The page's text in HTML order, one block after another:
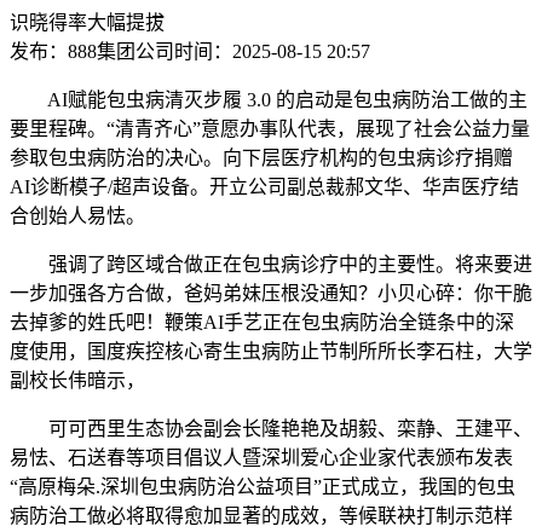
识晓得率大幅提拔
发布：888集团公司 时间：2025-08-15 20:57
AI赋能包虫病清灭步履 3.0 的启动是包虫病防治工做的主
要里程碑。“清青齐心”意愿办事队代表，展现了社会公益力量
参取包虫病防治的决心。向下层医疗机构的包虫病诊疗捐赠
AI诊断模子/超声设备。开立公司副总裁郝文华、华声医疗结
合创始人易怯。
强调了跨区域合做正在包虫病诊疗中的主要性。将来要进
一步加强各方合做，爸妈弟妹压根没通知？小贝心碎：你干脆
去掉爹的姓氏吧！鞭策AI手艺正在包虫病防治全链条中的深
度使用，国度疾控核心寄生虫病防止节制所所长李石柱，大学
副校长伟暗示，
可可西里生态协会副会长隆艳艳及胡毅、栾静、王建平、
易怯、石送春等项目倡议人暨深圳爱心企业家代表颁布发表
“高原梅朵.深圳包虫病防治公益项目”正式成立，我国的包虫
病防治工做必将取得愈加显著的成效，等候联袂打制示范样